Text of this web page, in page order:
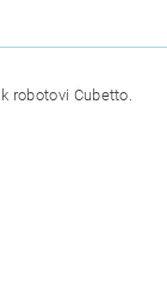
k robotovi Cubetto.